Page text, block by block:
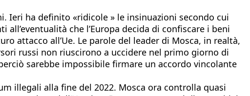
Ieri ha definito «ridicole » le insinuazioni secondo cui
che l’Europa decida di confiscare i beni
attacco all’Ue. Le parole del leader di Mosca, in realtà,
russi non riuscirono a uccidere nel primo giorno di
sarebbe impossibile firmare un accordo vincolante
illegali alla fine del 2022. Mosca ora controlla quasi